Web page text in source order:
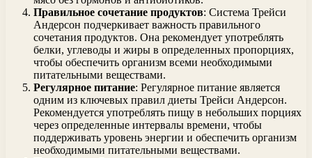
Правильное сочетание продуктов: Система Трейси
Андерсон подчеркивает важность правильного
сочетания продуктов. Она рекомендует употреблять
белки, углеводы и жиры в определенных пропорциях,
чтобы обеспечить организм всеми необходимыми
питательными веществами.
Регулярное питание: Регулярное питание является
одним из ключевых правил диеты Трейси Андерсон.
Рекомендуется употреблять пищу в небольших порциях
через определенные интервалы времени, чтобы
поддерживать уровень энергии и обеспечить организм
необходимыми питательными веществами.